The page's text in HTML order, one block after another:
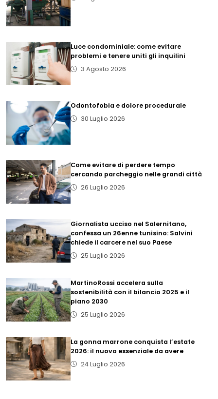
Luce condominiale: come evitare
problemi e tenere uniti gli inquilini
3 Agosto 2026
Odontofobia e dolore procedurale
30 Luglio 2026
Come evitare di perdere tempo
cercando parcheggio nelle grandi città
26 Luglio 2026
Giornalista ucciso nel Salernitano,
confessa un 26enne tunisino: Salvini
chiede il carcere nel suo Paese
25 Luglio 2026
MartinoRossi accelera sulla
sostenibilità con il bilancio 2025 e il
piano 2030
25 Luglio 2026
La gonna marrone conquista l’estate
2026: il nuovo essenziale da avere
24 Luglio 2026